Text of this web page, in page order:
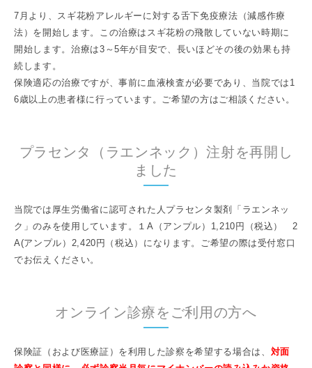
7月より、スギ花粉アレルギーに対する舌下免疫療法（減感作療
法）を開始します。この治療はスギ花粉の飛散していない時期に
開始します。治療は3～5年が目安で、長いほどその後の効果も持
続します。
保険適応の治療ですが、事前に血液検査が必要であり、当院では1
6歳以上の患者様に行っています。ご希望の方はご相談ください。
プラセンタ（ラエンネック）注射を再開し
ました
当院では厚生労働省に認可された人プラセンタ製剤「ラエンネッ
ク」のみを使用しています。１A（アンプル）1,210円（税込） 2
A(アンプル）2,420円（税込）になります。ご希望の際は受付窓口
でお伝えください。
オンライン診療をご利用の方へ
保険証（および医療証）を利用した診察を希望する場合は、 対面